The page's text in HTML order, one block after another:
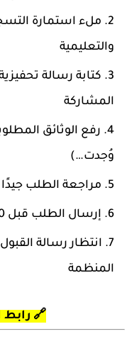
ملء استمارة
والتعليمية
كتابة رسالة
المشاركة
رفع الوثائق
وُجدت…)
مراجعة الطلب
إرسال الطلب قبل 10
انتظار رسالة
المنظمة
🔗 رابط